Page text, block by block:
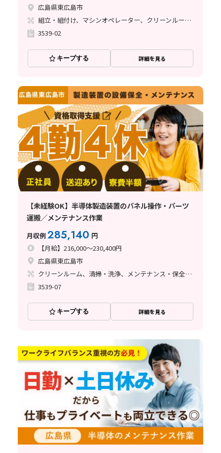
広島県東広島市
組立・組付け、マシンオペレーター、クリーンルーム、清掃・洗浄、メンテナンス・保全
3539-02
キープする 詳細を見る
【未経験OK】半導体製造装置のパネル操作・パーツ
運搬／メンテナンス作業
月収例285,140 円
【月給】216,000～230,400円
広島県東広島市
クリーンルーム、清掃・洗浄、メンテナンス・保全、立ち作業
3539-07
キープする 詳細を見る